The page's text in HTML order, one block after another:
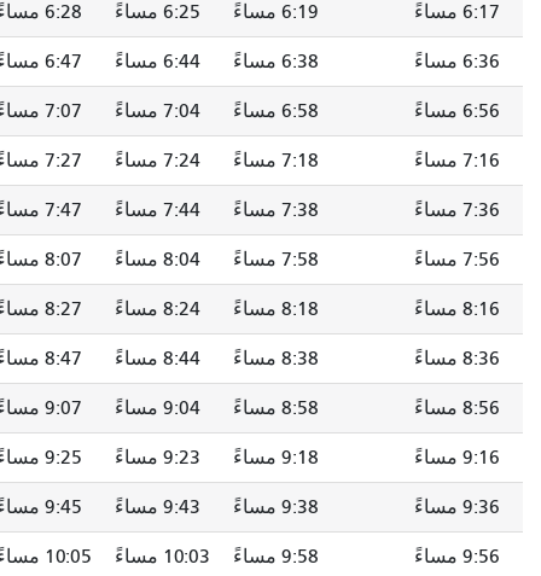
6:17 مساءً 6:19 مساءً 6:25 مساءً 6:28 مساءً
6:36 مساءً 6:38 مساءً 6:44 مساءً 6:47 مساءً
6:56 مساءً 6:58 مساءً 7:04 مساءً 7:07 مساءً
7:16 مساءً 7:18 مساءً 7:24 مساءً 7:27 مساءً
7:36 مساءً 7:38 مساءً 7:44 مساءً 7:47 مساءً
7:56 مساءً 7:58 مساءً 8:04 مساءً 8:07 مساءً
8:16 مساءً 8:18 مساءً 8:24 مساءً 8:27 مساءً
8:36 مساءً 8:38 مساءً 8:44 مساءً 8:47 مساءً
8:56 مساءً 8:58 مساءً 9:04 مساءً 9:07 مساءً
9:16 مساءً 9:18 مساءً 9:23 مساءً 9:25 مساءً
9:36 مساءً 9:38 مساءً 9:43 مساءً 9:45 مساءً
9:56 مساءً 9:58 مساءً 10:03 مساءً 10:05 مساءً